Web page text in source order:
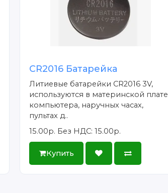
CR2016 Батарейка
Литиевые батарейки CR2016 3V,
используются в материнской плате
компьютера, наручных часах,
пультах д..
15.00р. Без НДС: 15.00р.
Купить